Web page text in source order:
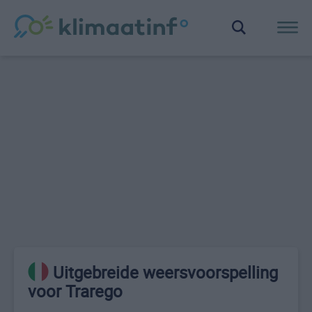
Uitgebreide weersvoorspelling
voor Trarego